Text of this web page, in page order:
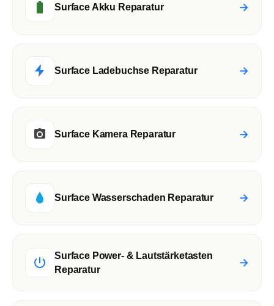
Surface Akku Reparatur →
Surface Ladebuchse Reparatur →
Surface Kamera Reparatur →
Surface Wasserschaden Reparatur →
Surface Power- & Lautstärketasten
Reparatur
→